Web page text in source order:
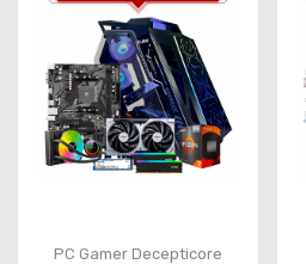
PC Gamer Decepticore